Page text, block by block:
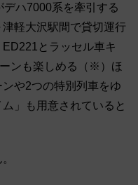
ハ7000系を牽引する
軽大沢駅間で貸切運行
とラッセル車キ
ンも楽しめる（※）ほ
や2つの特別列車をゆ
」も用意されていると